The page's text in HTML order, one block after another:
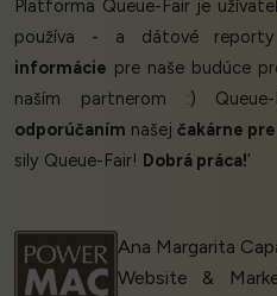
Platforma Queue-Fair je
používa - a dátové
informácie pre naše budúce
naším partnerom :)
odporúčaním našejčakárne pre
sily Queue-Fair! Dobrá práca!’
Ana Margarita
Website &